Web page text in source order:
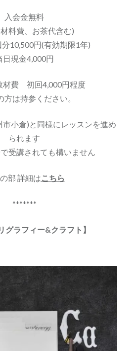
入会金無料
料費、お茶代含む)
10,500円(有効期限1年)
日現金4,000円
材費 初回4,000円程度
方は持参ください。
小倉)と同様にレッスンを進め
られます
受講されても構いません
部 詳細はこちら
*******
グラフィー&クラフト】